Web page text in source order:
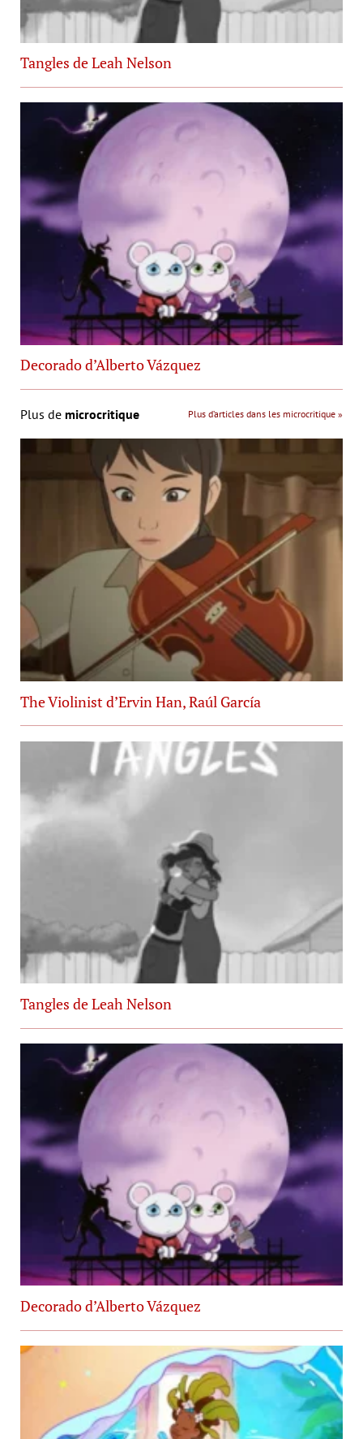
Tangles de Leah Nelson
Decorado d’Alberto Vázquez
Plus de microcritique Plus d’articles dans les microcritique »
The Violinist d’Ervin Han, Raúl García
Tangles de Leah Nelson
Decorado d’Alberto Vázquez